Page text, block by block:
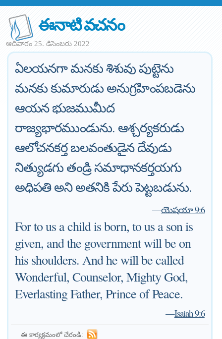
ఈనాటి వచనం
ఆదివారం 25. డిసెంబరు 2022
ఏలయనగా మనకు శిశువు పుట్టెను
మనకు కుమారుడు అనుగ్రహింపబడెను
ఆయన భుజముమీద
రాజ్యభారముండును. ఆశ్చర్యకరుడు
ఆలోచనకర్త బలవంతుడైన దేవుడు
నిత్యుడగు తండ్రి సమాధానకర్తయగు
అధిపతి అని అతనికి పేరు పెట్టబడును.
—యెషయా 9:6
For to us a child is born, to us a son is
given, and the government will be on
his shoulders. And he will be called
Wonderful, Counselor, Mighty God,
Everlasting Father, Prince of Peace.
—Isaiah 9:6
ఈ కార్యక్రమంలో చేరండి: